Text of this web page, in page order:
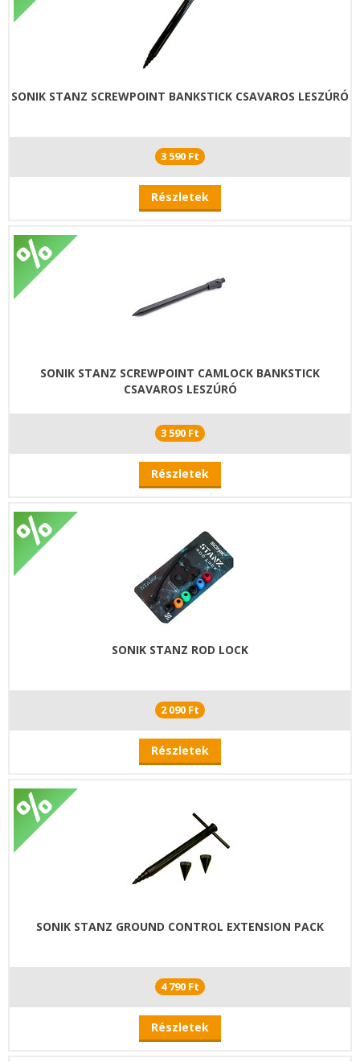
SONIK STANZ SCREWPOINT BANKSTICK CSAVAROS LESZÚRÓ
3 590 Ft
Részletek
SONIK STANZ SCREWPOINT CAMLOCK BANKSTICK
CSAVAROS LESZÚRÓ
3 590 Ft
Részletek
SONIK STANZ ROD LOCK
2 090 Ft
Részletek
SONIK STANZ GROUND CONTROL EXTENSION PACK
4 790 Ft
Részletek